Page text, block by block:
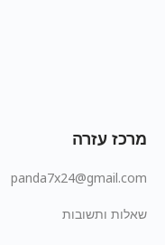
מרכז עזרה
panda7x24@gmail.com
שאלות ותשובות